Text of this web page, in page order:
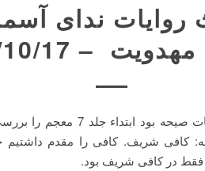
6 بحث روايات ندای
– 90/10/17
بحث ما راجع به بررسی روایات
کافی شریف. کافی را مقدم
در کافی شریف بود.